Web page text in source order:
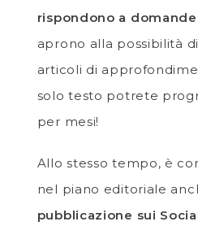
rispondono a domande
aprono alla possibilità
articoli di
solo testo potrete
per mesi!
Allo stesso tempo, è
nel piano editoriale
pubblicazione sui